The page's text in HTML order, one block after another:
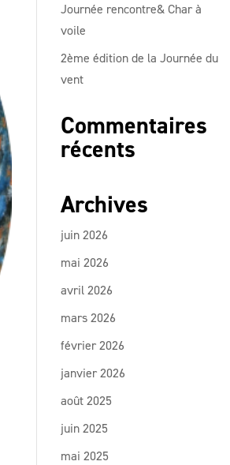
Journée rencontre& Char à
voile
2ème édition de la Journée du
vent
Commentaires
récents
Archives
juin 2026
mai 2026
avril 2026
mars 2026
février 2026
janvier 2026
août 2025
juin 2025
mai 2025